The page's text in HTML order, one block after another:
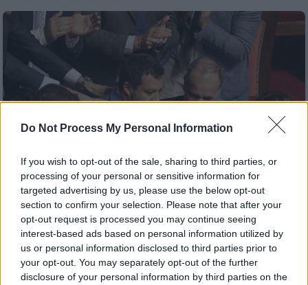
Do Not Process My Personal Information
If you wish to opt-out of the sale, sharing to third parties, or
processing of your personal or sensitive information for
targeted advertising by us, please use the below opt-out
section to confirm your selection. Please note that after your
opt-out request is processed you may continue seeing
interest-based ads based on personal information utilized by
us or personal information disclosed to third parties prior to
your opt-out. You may separately opt-out of the further
disclosure of your personal information by third parties on the
Κόσμος|19.08.2019 22:22
Ιταλία: Τίτλοι τέλους στη συγκυβέρνηση
Λέγκας - Πέντε Αστέρων;